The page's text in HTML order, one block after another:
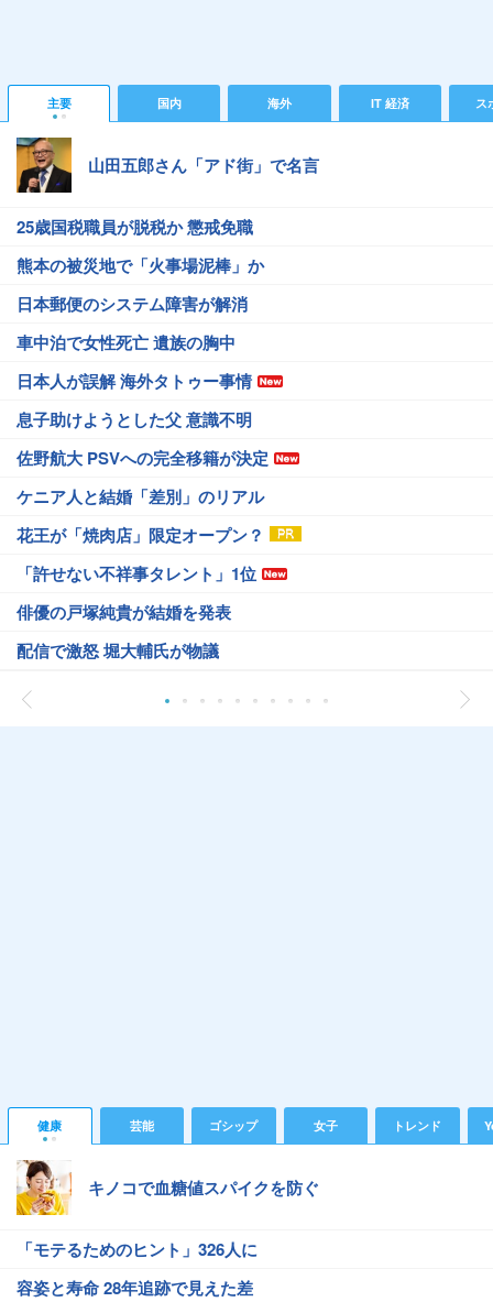
主要 国内 海外 IT 経済 ス
山田五郎さん「アド街」で名言
25歳国税職員が脱税か 懲戒免職
熊本の被災地で「火事場泥棒」か
日本郵便のシステム障害が解消
車中泊で女性死亡 遺族の胸中
日本人が誤解 海外タトゥー事情
息子助けようとした父 意識不明
佐野航大 PSVへの完全移籍が決定
ケニア人と結婚「差別」のリアル
花王が「焼肉店」限定オープン？
「許せない不祥事タレント」1位
俳優の戸塚純貴が結婚を発表
配信で激怒 堀大輔氏が物議
健康 芸能 ゴシップ 女子 トレンド
キノコで血糖値スパイクを防ぐ
「モテるためのヒント」326人に
容姿と寿命 28年追跡で見えた差